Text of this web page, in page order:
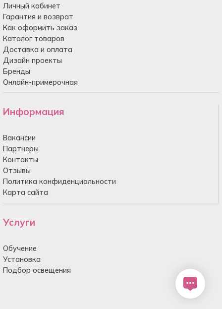
Личный кабинет
Гарантия и возврат
Как оформить заказ
Каталог товаров
Доставка и оплата
Дизайн проекты
Бренды
Онлайн-примерочная
Информация
Вакансии
Партнеры
Контакты
Отзывы
Политика конфиденциальности
Карта сайта
Услуги
Обучение
Установка
Подбор освещения